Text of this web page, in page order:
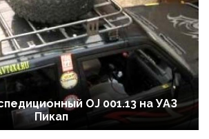
OJ 001.13 на УАЗ
Пикап